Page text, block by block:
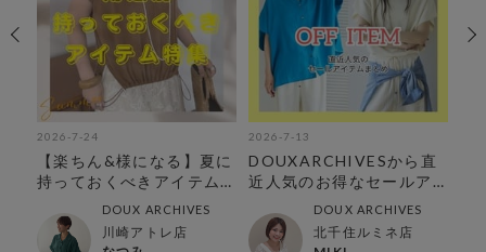
2026-7-24
【楽ちん&様になる】夏に
持っておくべきアイテム
DOUX ARCHIVES
川崎アトレ店
2026-7-13
DOUXARCHIVESから直
近人気のお得なセールア
イテムをまとめました♪
DOUX ARCHIVES
北千住ルミネ店